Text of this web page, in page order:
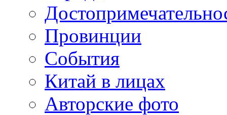
Провинции
События
Китай в лицах
Авторские фото